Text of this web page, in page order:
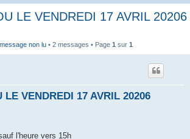
LE VENDREDI 17 AVRIL 20206
non lu • 2 messages • Page 1 sur 1
LE VENDREDI 17 AVRIL 20206
l'heure vers 15h